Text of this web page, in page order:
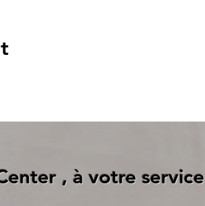
, à votre service